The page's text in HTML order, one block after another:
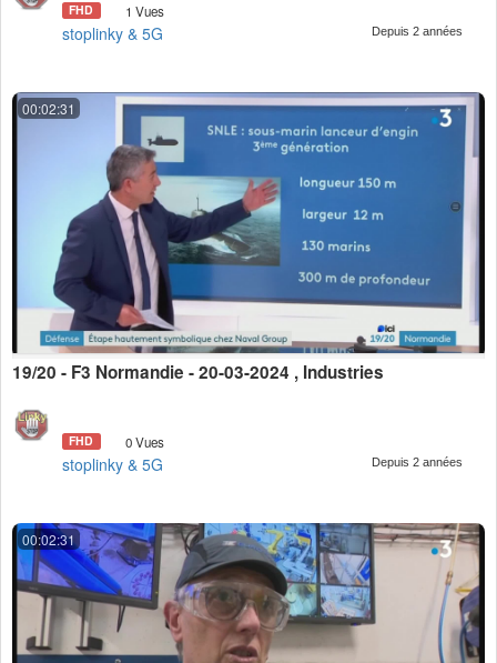
FHD 1 Vues
stoplinky & 5G Depuis 2 années
00:02:31
19/20 - F3 Normandie - 20-03-2024 , Industries
FHD 0 Vues
stoplinky & 5G Depuis 2 années
00:02:31